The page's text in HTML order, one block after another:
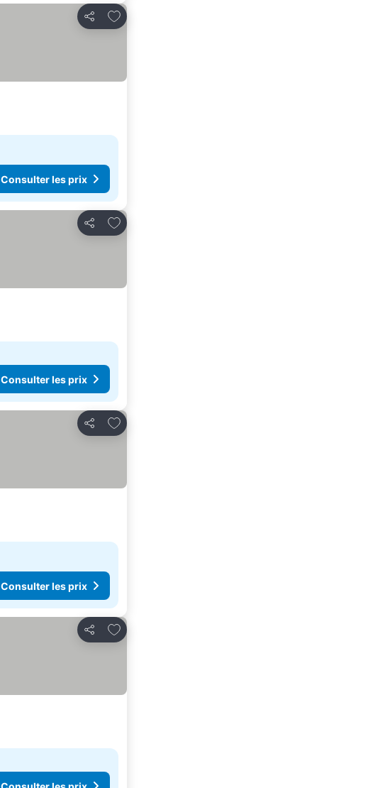
Partager
Ajouter à mes favoris
Consulter les prix
Partager
Ajouter à mes favoris
Consulter les prix
Partager
Ajouter à mes favoris
Consulter les prix
Partager
Ajouter à mes favoris